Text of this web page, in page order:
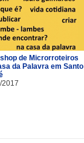
de Microrroteiros
da Palavra em Santo
2017